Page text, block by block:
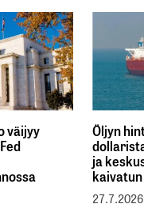
väijyy Öljyn
ja
27.7.2026